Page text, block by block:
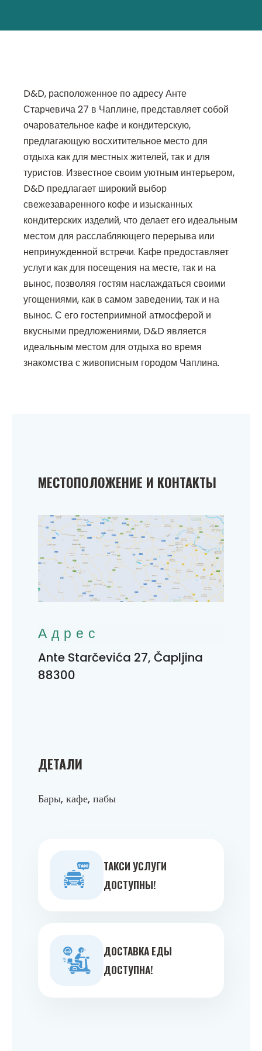
D&D, расположенное по адресу Анте
Старчевича 27 в Чаплине, представляет собой
очаровательное кафе и кондитерскую,
предлагающую восхитительное место для
отдыха как для местных жителей, так и для
туристов. Известное своим уютным интерьером,
D&D предлагает широкий выбор
свежезаваренного кофе и изысканных
кондитерских изделий, что делает его идеальным
местом для расслабляющего перерыва или
непринужденной встречи. Кафе предоставляет
услуги как для посещения на месте, так и на
вынос, позволяя гостям наслаждаться своими
угощениями, как в самом заведении, так и на
вынос. С его гостеприимной атмосферой и
вкусными предложениями, D&D является
идеальным местом для отдыха во время
знакомства с живописным городом Чаплина.
ДЕТАЛИ
Бары, кафе, пабы
ТАКСИ УСЛУГИ
ДОСТУПНЫ!
ДОСТАВКА ЕДЫ
ДОСТУПНА!
МЕСТОПОЛОЖЕНИЕ И КОНТАКТЫ
Адрес
Ante Starčevića 27, Čapljina
88300